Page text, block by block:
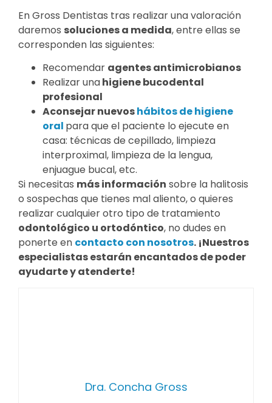
En Gross Dentistas tras realizar una valoración
daremos soluciones a medida, entre ellas se
corresponden las siguientes:
Recomendar agentes antimicrobianos
Realizar unahigiene bucodental
profesional
Aconsejar nuevoshábitos de higiene
oral para que el paciente lo ejecute en
casa: técnicas de cepillado, limpieza
interproximal, limpieza de la lengua,
enjuague bucal, etc.
Si necesitas más información sobre la halitosis
o sospechas que tienes mal aliento, o quieres
realizar cualquier otro tipo de tratamiento
odontológico u ortodóntico, no dudes en
ponerte en contacto con nosotros. ¡Nuestros
especialistas estarán encantados de poder
ayudarte y atenderte!
Dra. Concha Gross